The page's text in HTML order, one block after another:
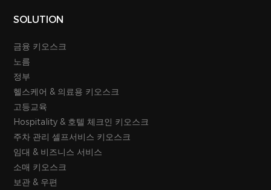
SOLUTION
금융 키오스크
노름
정부
헬스케어 & 의료용 키오스크
고등교육
Hospitality & 호텔 체크인 키오스크
주차 관리 셀프서비스 키오스크
임대 & 비즈니스 서비스
소매 키오스크
보관 & 우편